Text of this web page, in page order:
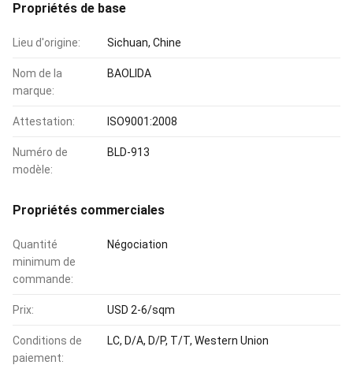
Propriétés de base
Lieu d'origine: Sichuan, Chine
Nom de la
marque:
BAOLIDA
Attestation: ISO9001:2008
Numéro de
modèle:
BLD-913
Propriétés commerciales
Quantité
minimum de
commande:
Négociation
Prix: USD 2-6/sqm
Conditions de
paiement:
LC, D/A, D/P, T/T, Western Union